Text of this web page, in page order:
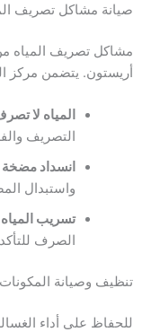
صيانة مشاكل تصريف
مشاكل تصريف المياه
أريستون. يتضمن مركز
المياه لا
التصريف
انسداد
واستبدال
تسريب
الصرف
تنظيف وصيانة المكونات
للحفاظ على أداء